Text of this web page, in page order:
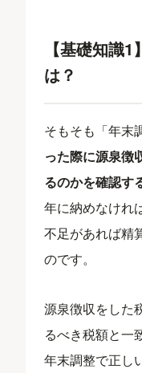
【基礎知識
は？
そもそも「年末
った際に源泉徴
るのかを確認す
年に納めなけれ
不足があれば精
のです。
源泉徴収をした
るべき税額と一
年末調整で正し